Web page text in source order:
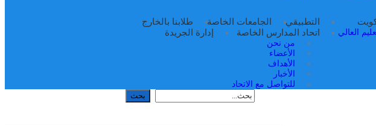
العالي
التطبيقي الجامعات الخاصة
طلابنا بالخارج
اتحاد المدارس الخاصة
من نحن
الأعضاء
الأهداف
الأخبار
للتواصل مع الاتحاد
إدارة الجريدة